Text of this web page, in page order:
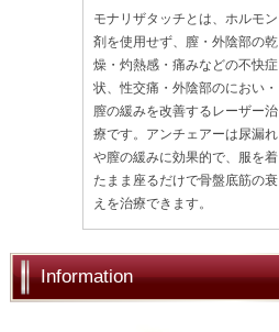
モナリザタッチとは、ホルモン
剤を使用せず、膣・外陰部の乾
燥・灼熱感・痛みなどの不快症
状、性交痛・外陰部のにおい・
膣の緩みを改善するレーザー治
療です。アンチェアーは尿漏れ
や膣の緩みに効果的で、服を着
たまま座るだけで骨盤底筋の衰
えを治療できます。
Information